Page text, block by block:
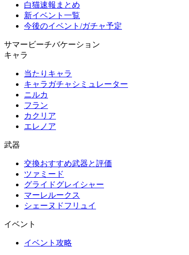
白猫速報まとめ
新イベント一覧
今後のイベント/ガチャ予定
サマービーチバケーション
キャラ
当たりキャラ
キャラガチャシミュレーター
ニルカ
フラン
カクリア
エレノア
武器
交換おすすめ武器と評価
ツァミード
グライドグレイシャー
マーレルークス
シェーヌドフリュイ
イベント
イベント攻略